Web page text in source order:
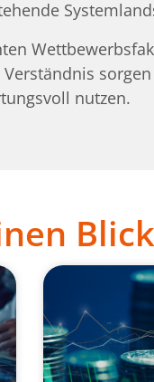
nutzen.
Blick